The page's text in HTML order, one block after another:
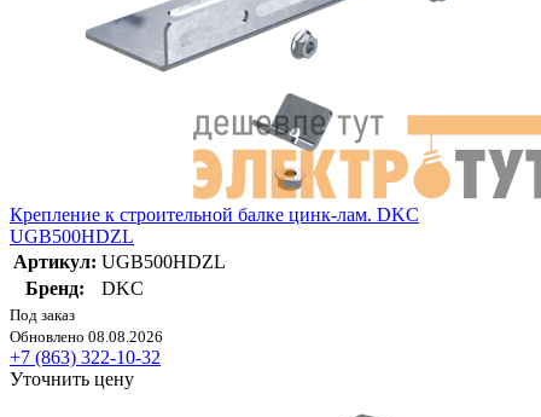
Крепление к строительной балке цинк-лам. DKC
UGB500HDZL
Артикул: UGB500HDZL
Бренд:
DKC
Под заказ
Обновлено 08.08.2026
+7 (863) 322-10-32
Уточнить цену